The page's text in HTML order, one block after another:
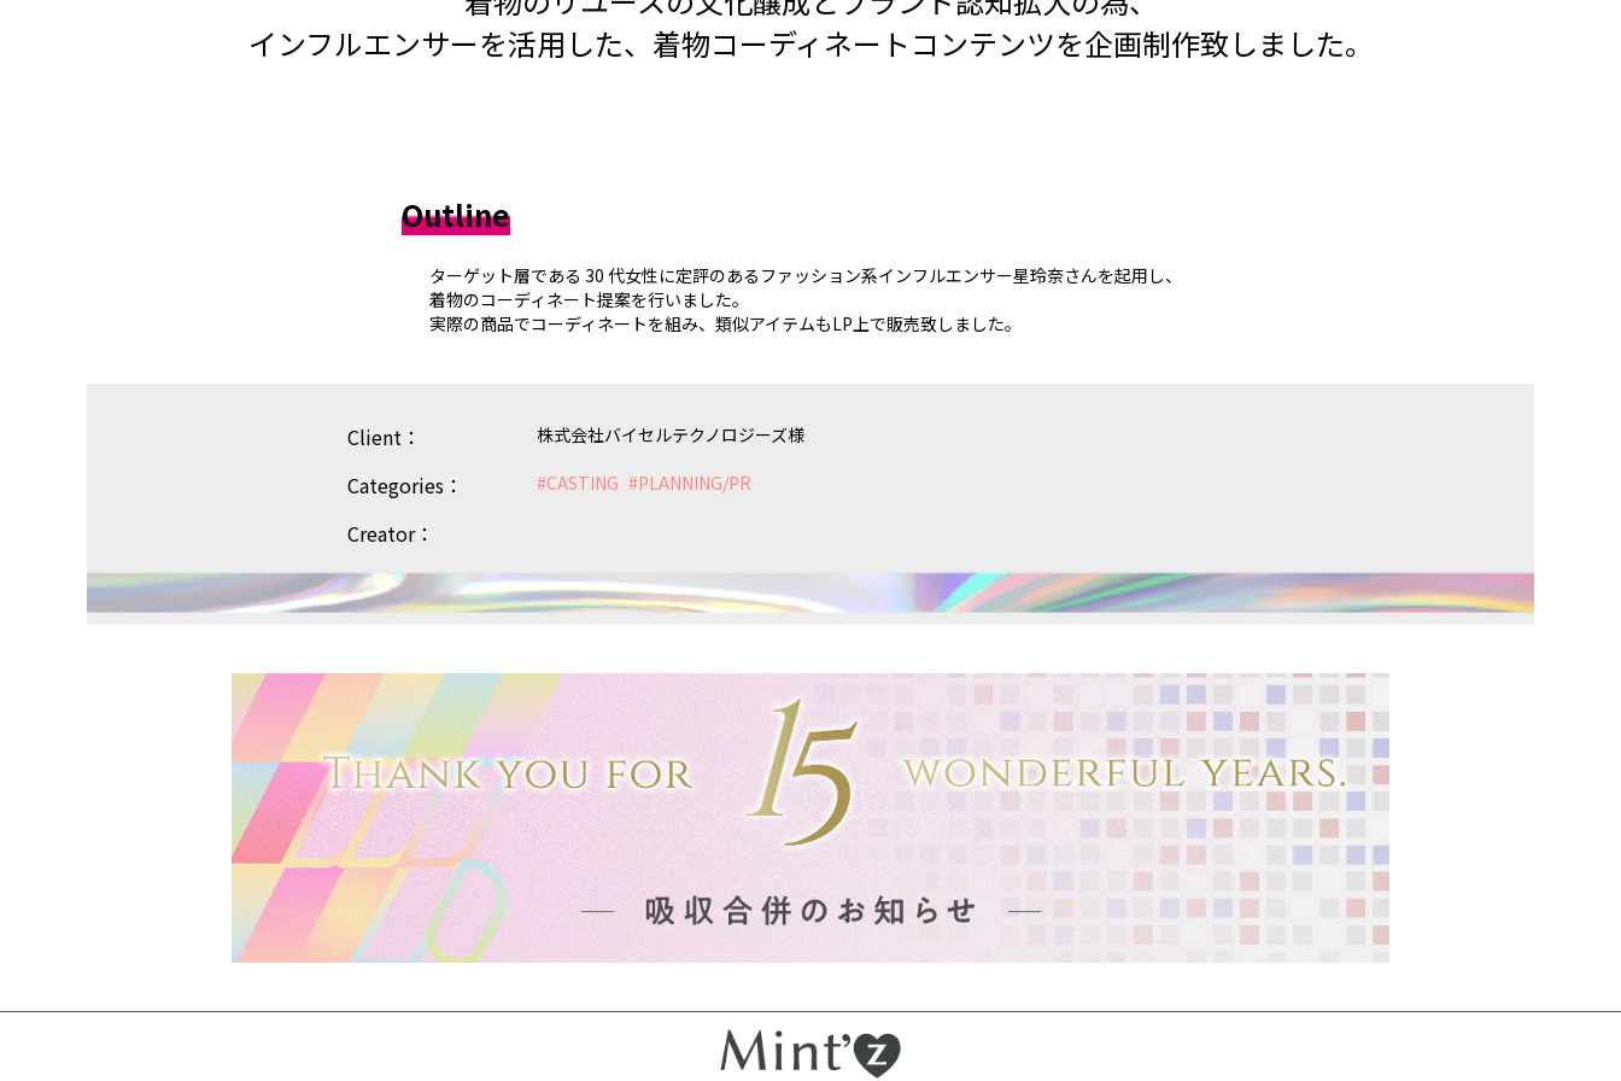
インフルエンサーを活用した、着物コーディネートコンテンツを企画制作致しました。
Outline
ターゲット層である 30 代女性に定評のあるファッション系インフルエンサー星玲奈さんを起用し、
着物のコーディネート提案を行いました。
実際の商品でコーディネートを組み、類似アイテムもLP上で販売致しました。
Client： 株式会社バイセルテクノロジーズ様
Categories： #CASTING #PLANNING/PR
Creator：